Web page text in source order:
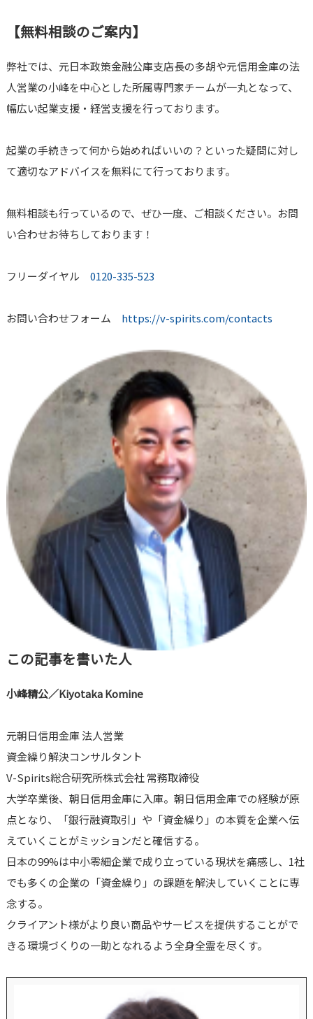
【無料相談のご案内】
弊社では、元日本政策金融公庫支店長の多胡や元信用金庫の法
人営業の小峰を中心とした所属専門家チームが一丸となって、
幅広い起業支援・経営支援を行っております。
起業の手続きって何から始めればいいの？といった疑問に対し
て適切なアドバイスを無料にて行っております。
無料相談も行っているので、ぜひ一度、ご相談ください。お問
い合わせお待ちしております！
フリーダイヤル 0120-335-523
お問い合わせフォーム https://v-spirits.com/contacts
この記事を書いた人
小峰精公／Kiyotaka Komine
元朝日信用金庫 法人営業
資金繰り解決コンサルタント
V-Spirits総合研究所株式会社 常務取締役
大学卒業後、朝日信用金庫に入庫。朝日信用金庫での経験が原
点となり、「銀行融資取引」や「資金繰り」の本質を企業へ伝
えていくことがミッションだと確信する。
日本の99%は中小零細企業で成り立っている現状を痛感し、1社
でも多くの企業の「資金繰り」の課題を解決していくことに専
念する。
クライアント様がより良い商品やサービスを提供することがで
きる環境づくりの一助となれるよう全身全霊を尽くす。